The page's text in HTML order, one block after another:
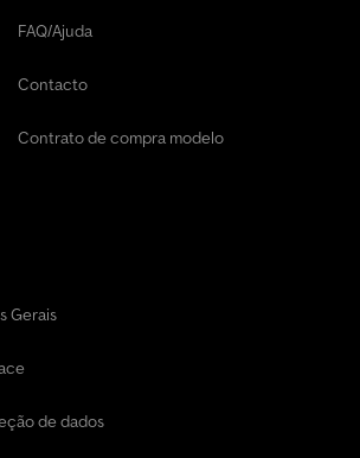
FAQ/Ajuda
Contacto
Contrato de compra modelo
Gerais
de dados